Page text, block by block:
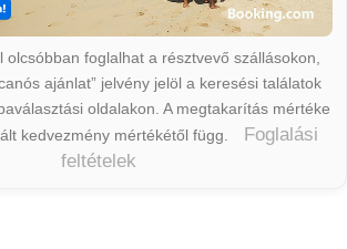
olcsóbban foglalhat a résztvevő szállásokon,
ajánlat” jelvény jelöl a keresési találatok
oldalakon. A megtakarítás mértéke
kedvezmény mértékétől függ.
Foglalási
feltételek